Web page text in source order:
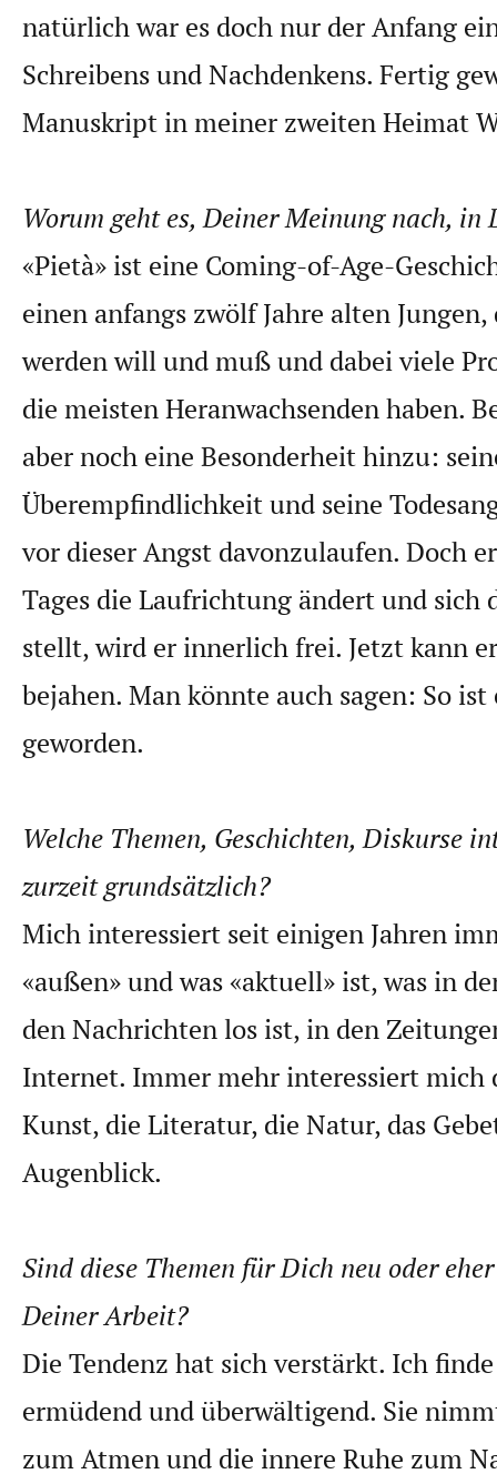
natürlich war es doch nur der Anfang
Schreibens und Nachdenkens. Fertig
Manuskript in meiner zweiten Heimat
Worum geht es, Deiner Meinung nach, in
«Pietà» ist eine Coming-of-Age-
einen anfangs zwölf Jahre alten Jungen,
werden will und muß und dabei viele
die meisten Heranwachsenden haben.
aber noch eine Besonderheit hinzu:
Überempfindlichkeit und seine
vor dieser Angst davonzulaufen. Doch
Tages die Laufrichtung ändert und sich
stellt, wird er innerlich frei. Jetzt kann
bejahen. Man könnte auch sagen: So ist
geworden.
Welche Themen, Geschichten, Diskurse
zurzeit grundsätzlich?
Mich interessiert seit einigen Jahren
«außen» und was «aktuell» ist, was in
den Nachrichten los ist, in den
Internet. Immer mehr interessiert mich
Kunst, die Literatur, die Natur, das
Augenblick.
Sind diese Themen für Dich neu oder
Deiner Arbeit?
Die Tendenz hat sich verstärkt. Ich
ermüdend und überwältigend. Sie
zum Atmen und die innere Ruhe zum